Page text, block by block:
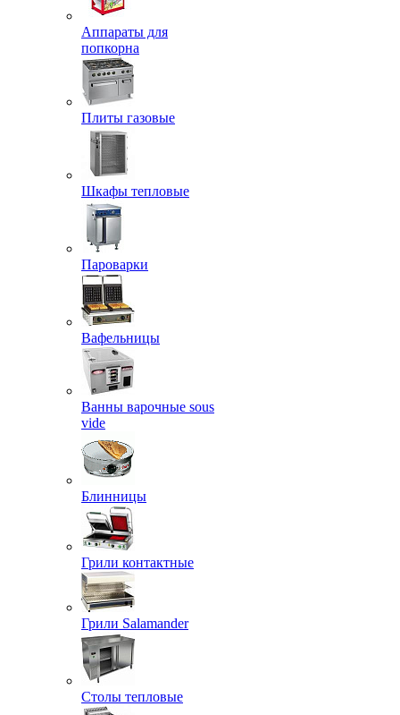
Аппараты для
попкорна
Плиты газовые
Шкафы тепловые
Пароварки
Вафельницы
Ванны варочные sous
vide
Блинницы
Грили контактные
Грили Salamander
Столы тепловые